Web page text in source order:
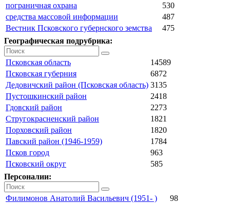
пограничная охрана
530
средства массовой информации
487
Вестник Псковского губернского земства
475
Географическая подрубрика:
Псковская область
14589
Псковская губерния
6872
Дедовичский район (Псковская область) 3135
Пустошкинский район
2418
Гдовский район
2273
Стругокрасненский район
1821
Порховский район
1820
Павский район (1946-1959)
1784
Псков город
963
Псковский округ
585
Персоналии:
Филимонов Анатолий Васильевич (1951- )
98